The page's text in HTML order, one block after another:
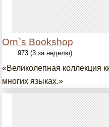
Orn`s Bookshop
973 (3 за неделю)
«Великолепная коллекция
многих языках.»